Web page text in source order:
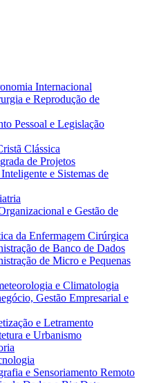
Internacional
e Reprodução de
Pessoal e Legislação
Clássica
de Projetos
e Sistemas de
e Gestão de
da Enfermagem Cirúrgica
de Banco de Dados
de Micro e Pequenas
e Climatologia
Gestão Empresarial e
e Letramento
e Urbanismo
e Sensoriamento Remoto